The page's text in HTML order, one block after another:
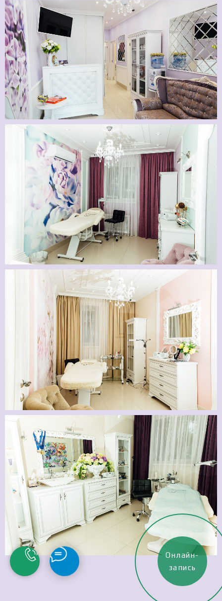
Онлайн-
запись